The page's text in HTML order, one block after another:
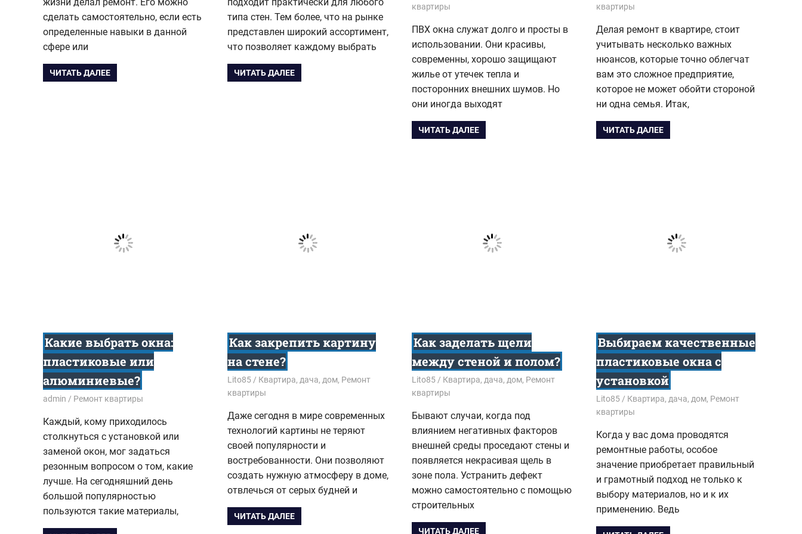
сделать самостоятельно, если есть
определенные навыки в данной
сфере или
ЧИТАТЬ ДАЛЕЕ
типа стен. Тем более, что на рынке
представлен широкий ассортимент,
что позволяет каждому выбрать
ЧИТАТЬ ДАЛЕЕ
квартиры
ПВХ окна служат долго и просты в
использовании. Они красивы,
современны, хорошо защищают
жилье от утечек тепла и
посторонних внешних шумов. Но
они иногда выходят
ЧИТАТЬ ДАЛЕЕ
квартиры
Делая ремонт в квартире, стоит
учитывать несколько важных
нюансов, которые точно облегчат
вам это сложное предприятие,
которое не может обойти стороной
ни одна семья. Итак,
ЧИТАТЬ ДАЛЕЕ
Какие выбрать окна:
пластиковые или
алюминиевые?
05.08.2019
admin Ремонт квартиры
Каждый, кому приходилось
столкнуться с установкой или
заменой окон, мог задаться
резонным вопросом о том, какие
лучше. На сегодняшний день
большой популярностью
пользуются такие материалы,
Как закрепить картину
на стене?
05.09.2018
Lito85 Квартира, дача, дом, Ремонт
квартиры
Даже сегодня в мире современных
технологий картины не теряют
своей популярности и
востребованности. Они позволяют
создать нужную атмосферу в доме,
отвлечься от серых будней и
ЧИТАТЬ ДАЛЕЕ
Как заделать щели
между стеной и полом?
05.09.2018
Lito85 Квартира, дача, дом, Ремонт
квартиры
Бывают случаи, когда под
влиянием негативных факторов
внешней среды проседают стены и
появляется некрасивая щель в
зоне пола. Устранить дефект
можно самостоятельно с помощью
строительных
ЧИТАТЬ ДАЛЕЕ
Выбираем качественные
пластиковые окна с
установкой
18.08.2018
Lito85 Квартира, дача, дом, Ремонт
квартиры
Когда у вас дома проводятся
ремонтные работы, особое
значение приобретает правильный
и грамотный подход не только к
выбору материалов, но и к их
применению. Ведь